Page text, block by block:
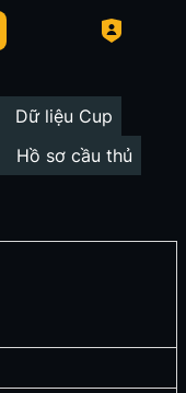
Dữ liệu Cup
Hồ sơ cầu thủ